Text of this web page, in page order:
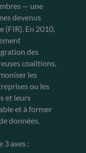
— une
devenus
(FIR). En 2010,
des
coalitions,
les
ou les
et leurs
et à former
données,
3 axes :